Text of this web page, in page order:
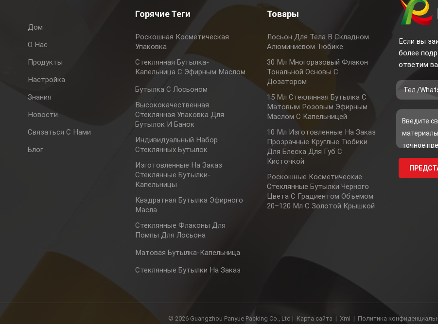
Дом
О Нас
Продукты
Настройка
Знания
Новости
Связаться С Нами
Блог
Горячие Теги
Роскошная Косметическая
Упаковка
Стеклянная Бутылка-
Капельница С Эфирным Маслом
Бутылка С Лосьоном
Высококачественная
Стеклянная Упаковка Для
Бутылок И Банок
Индивидуальный Набор
Стеклянных Бутылок
Изготовленные На Заказ
Стеклянные Бутылки-
Капельницы
Квадратная Бутылка Эфирного
Масла
Стеклянные Флаконы Для
Помпы Для Лосьона
Матовая Бутылка-Капельница
Стеклянные Бутылки На Заказ
Товары
Лосьон Для Тела В Складном
Алюминиевом Тюбике
30 Мл Многоразовый Флакон
Тональной Основы С
Дозатором
15 Мл Стеклянная Бутылка С
Матовым Розовым Эфирным
Маслом С Капельницей
10 Мл Изготовленные На Заказ
Прозрачные Круглые Тюбики
Для Блеска Для Губ С
Кисточкой
Роскошные Косметические
Стеклянные Бутылки Черного
Цвета С Градиентом Объемом
20–120 Мл С Золотой Крышкой
Если вы
более
ответим
© 2026 Guangzhou Panyue Packing Co., Ltd | Карта сайта | Xml | Политика